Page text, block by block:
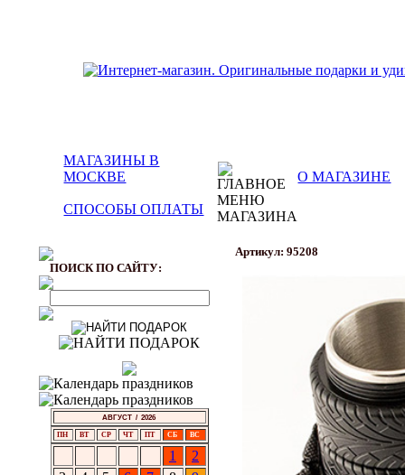
МАГАЗИНЫ В
МОСКВЕ
О МАГАЗИНЕ
СПОСОБЫ ОПЛАТЫ
ПОИСК ПО САЙТУ:
АВГУСТ / 2026
ПН ВТ СР ЧТ ПТ СБ ВС
1
2
Артикул: 95208